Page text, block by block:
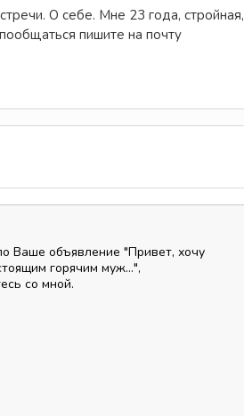
О себе. Мне 23 года, стройная,
пишите на почту